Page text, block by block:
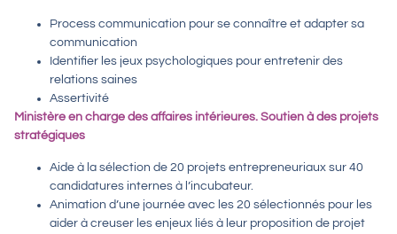
Process communication pour se connaître et adapter sa
communication
Identifier les jeux psychologiques pour entretenir des
relations saines
Assertivité
Ministère en charge des affaires intérieures. Soutien à des projets
stratégiques
Aide à la sélection de 20 projets entrepreneuriaux sur 40
candidatures internes à l’incubateur.
Animation d’une journée avec les 20 sélectionnés pour les
aider à creuser les enjeux liés à leur proposition de projet